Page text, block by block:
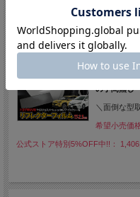
【まとめ割
ステッカー
ォクシー 等
の手間無し
＼面倒な型
希望小売価
公式ストア特別5%OFF中!!：